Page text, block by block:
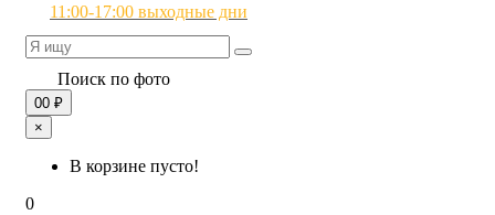
11:00-17:00 выходные дни
Поиск по фото
00 ₽
×
В корзине пусто!
0